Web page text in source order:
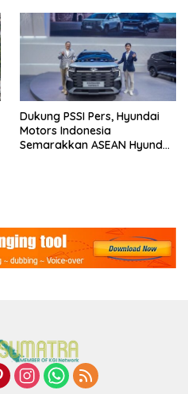
Dukung PSSI Pers, Hyundai
Motors Indonesia
Semarakkan ASEAN Hyundai